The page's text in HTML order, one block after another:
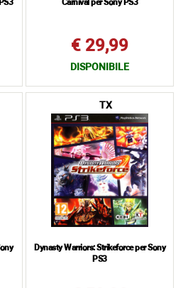
Carnival per Sony PS3
€ 29,99
DISPONIBILE
TX
Dynasty Warriors: Strikeforce per Sony
PS3